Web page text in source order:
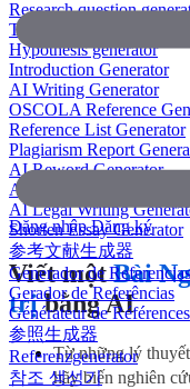
Research question
Thesis paragraph generator
Hypothesis generator
Introduction Generator
AI Writing Generator
OSCOLA Reference
Reference List Generator
Plagiarism Report
AI Reword Generator
AI Bullet Point Generator
AI Legal Writing
Shorten Essay Generator
参考文献生成器
Generador de Referencias
Gerador de Referências
Générateur de Références
参照生成器
Referenzgenerator
참조 생성기
Đăng nhậpĐăng ký
Viết mộtBài
trịbằng AI
Từ những lý
hãy biến nghiên